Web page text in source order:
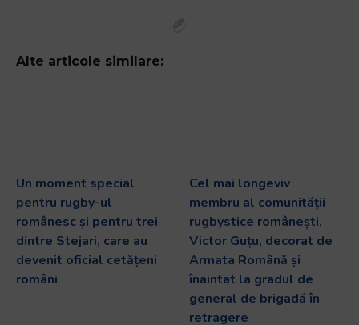
Alte articole similare:
Un moment special
pentru rugby-ul
românesc și pentru trei
dintre Stejari, care au
devenit oficial cetățeni
români
Cel mai longeviv
membru al comunității
rugbystice românești,
Victor Guțu, decorat de
Armata Română și
înaintat la gradul de
general de brigadă în
retragere